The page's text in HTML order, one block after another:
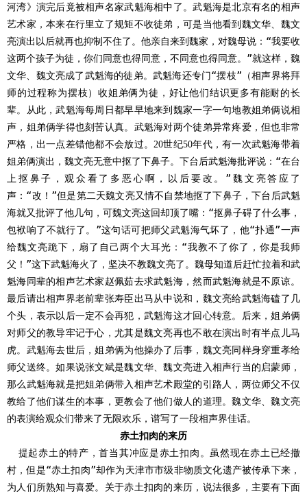
河湾》演完后竟被相声名家武魁海相中了。武魁海是北京有名的相声
艺术家，本来在行里立了规矩不收徒弟，可是当他看到魏文华、魏文
亮演出以后就再也抑制不住了。他亲自来到魏家，对魏母说：“我要收
这两个孩子为徒，你们同意也得同意，不同意也得同意。”就这样，魏
文华、魏文亮成了武魁海的徒弟。武魁海还专门“摆枝”（相声界将拜
师的过程称为摆枝）收姐弟俩为徒，好让他们结识更多有能耐的长
辈。从此，武魁海每周日都早早地来到魏家一字一句地教姐弟俩说相
声，姐弟俩学得也刻苦认真。武魁海对两个徒弟异常疼爱，但也非常
严格，出一点差错他都不会放过。 20世纪50年代，有一次武魁海带着
姐弟俩演出，魏文亮无意中抠了下鼻子。下台后武魁海批评说：“在台
上抠鼻子，观众看了多恶心啊，以后要改。”魏文亮答应了
声：“改！”但是第二天魏文亮又情不自禁地抠了下鼻子，下台后武魁
海就又批评了他几句，可魏文亮这回却顶了嘴：“抠鼻子碍了什么事，
包袱响了不就行了。”这句话可把师父武魁海气坏了，他“扑通”一声
给魏文亮跪下，扇了自己两个大耳光：“我教不了你了，你是我师
父！”这下武魁海火了，坚决不教魏文亮了。魏母知道后赶忙拉着和武
魁海同辈的相声艺术家赵佩茹去求武魁海，然而武魁海就是不原谅。
最后请出相声界老前辈张寿臣出马从中说和，魏文亮给武魁海磕了几
个头，表示以后一定不会再犯，武魁海这才回心转意。后来，姐弟俩
对师父的教导牢记于心，尤其是魏文亮再也不敢在演出时有半点儿马
虎。武魁海去世后，姐弟俩为他操办了后事，魏文亮同样身穿重孝给
师父送终。如果说张文斌是魏文华、魏文亮进入相声行当的启蒙师，
那么武魁海就是把姐弟俩带入相声艺术殿堂的引路人，两位师父不仅
教给了他们谋生的本事，更教会了他们做人的道理。魏文华、魏文亮
的表演给观众们带来了无限欢乐，谱写了一段相声界佳话。
赤土扣肉的来历
提起赤土的特产，首当其冲应是赤土扣肉。虽然现在赤土已经撤
村，但是“赤土扣肉”却作为天津市市级非物质文化遗产被传承下来，
为人们所熟知与喜爱。关于赤土扣肉的来历，说法很多，主要有下面